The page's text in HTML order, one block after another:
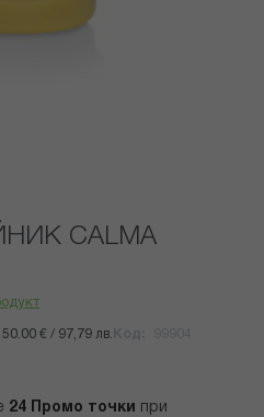
CALMA
€ / 97,79 лв.
24 Промо точки
при